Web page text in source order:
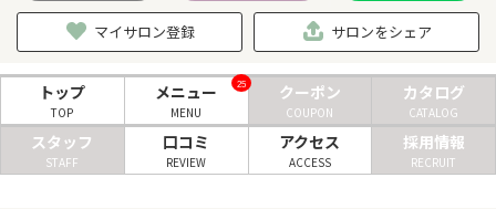
ジャンルを選択
キーワードで検索
マイサロン登録 サロンをシェア
トップ
TOP
メニュー
MENU
25 クーポン
COUPON
カタログ
CATALOG
スタッフ
STAFF
口コミ
REVIEW
アクセス
ACCESS
採用情報
RECRUIT